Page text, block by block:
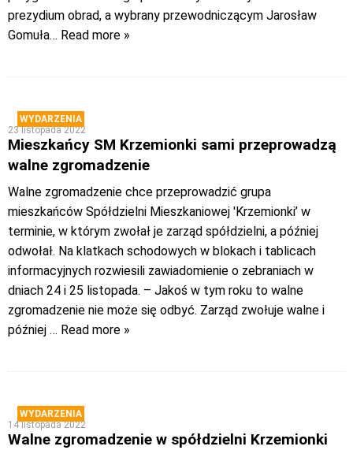
prezydium obrad, a wybrany przewodniczącym Jarosław
Gomuła… Read more »
WYDARZENIA
23 listopada 2022
Mieszkańcy SM Krzemionki sami przeprowadzą
walne zgromadzenie
Walne zgromadzenie chce przeprowadzić grupa
mieszkańców Spółdzielni Mieszkaniowej 'Krzemionki’ w
terminie, w którym zwołał je zarząd spółdzielni, a później
odwołał. Na klatkach schodowych w blokach i tablicach
informacyjnych rozwiesili zawiadomienie o zebraniach w
dniach 24 i 25 listopada. – Jakoś w tym roku to walne
zgromadzenie nie może się odbyć. Zarząd zwołuje walne i
później … Read more »
WYDARZENIA
14 listopada 2022
Walne zgromadzenie w spółdzielni Krzemionki